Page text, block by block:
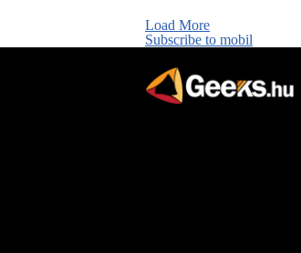
Load More
Subscribe to mobil